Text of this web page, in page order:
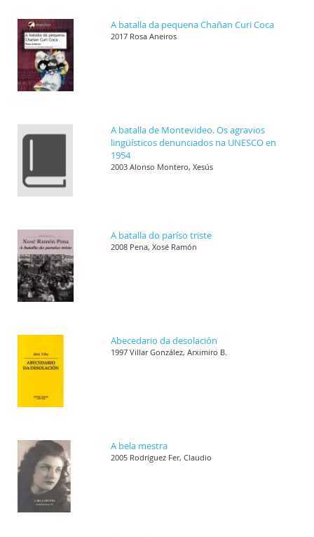
A batalla da pequena Chañan Curi Coca
2017 Rosa Aneiros
A batalla de Montevideo. Os agravios
lingüísticos denunciados na UNESCO en
1954
2003 Alonso Montero, Xesús
A batalla do paríso triste
2008 Pena, Xosé Ramón
Abecedario da desolación
1997 Villar González, Arximiro B.
A bela mestra
2005 Rodríguez Fer, Claudio